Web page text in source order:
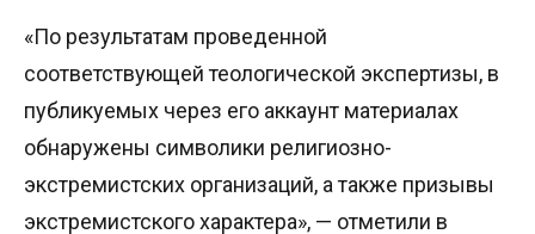
«По результатам проведенной
соответствующей теологической экспертизы, в
публикуемых через его аккаунт материалах
обнаружены символики религиозно-
экстремистских организаций, а также призывы
экстремистского характера», — отметили в